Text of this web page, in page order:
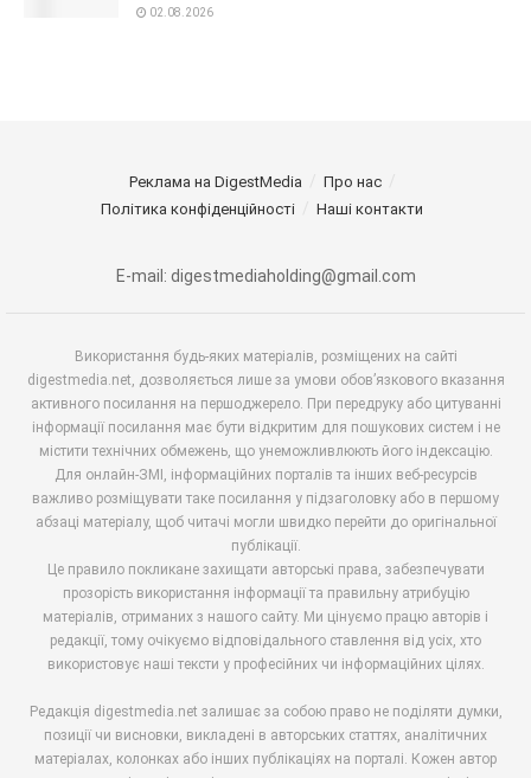
02.08.2026
Реклама на DigestMedia
Про нас
Політика конфіденційності
Наші контакти
E-mail: digestmediaholding@gmail.com
Використання будь-яких матеріалів, розміщених на сайті
digestmedia.net, дозволяється лише за умови обов’язкового вказання
активного посилання на першоджерело. При передруку або цитуванні
інформації посилання має бути відкритим для пошукових систем і не
містити технічних обмежень, що унеможливлюють його індексацію.
Для онлайн-ЗМІ, інформаційних порталів та інших веб-ресурсів
важливо розміщувати таке посилання у підзаголовку або в першому
абзаці матеріалу, щоб читачі могли швидко перейти до оригінальної
публікації.
Це правило покликане захищати авторські права, забезпечувати
прозорість використання інформації та правильну атрибуцію
матеріалів, отриманих з нашого сайту. Ми цінуємо працю авторів і
редакції, тому очікуємо відповідального ставлення від усіх, хто
використовує наші тексти у професійних чи інформаційних цілях.
Редакція digestmedia.net залишає за собою право не поділяти думки,
позиції чи висновки, викладені в авторських статтях, аналітичних
матеріалах, колонках або інших публікаціях на порталі. Кожен автор